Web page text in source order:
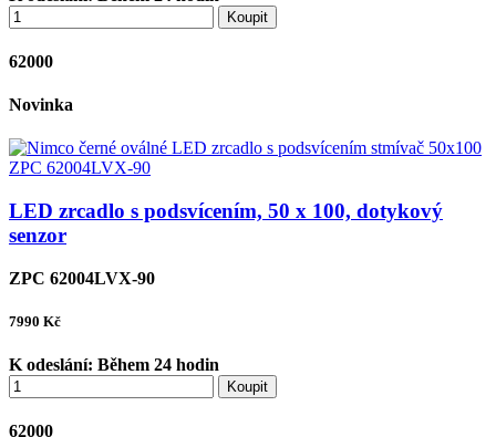
Koupit
62000
Novinka
LED zrcadlo s podsvícením, 50 x 100, dotykový
senzor
ZPC 62004LVX-90
7990 Kč
K odeslání: Během 24 hodin
Koupit
62000